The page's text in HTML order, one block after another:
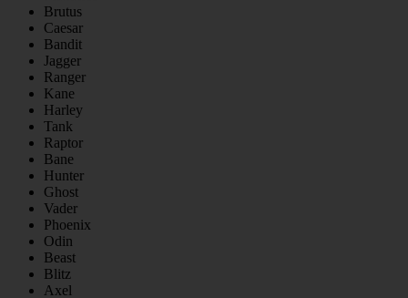
Brutus
Caesar
Bandit
Jagger
Ranger
Kane
Harley
Tank
Raptor
Bane
Hunter
Ghost
Vader
Phoenix
Odin
Beast
Blitz
Axel